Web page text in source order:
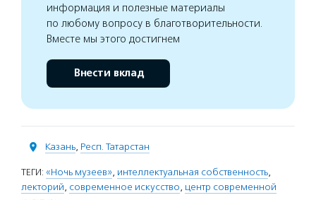
информация и полезные материалы
по любому вопросу в благотворительности.
Вместе мы этого достигнем
Внести вклад
Казань, Респ. Татарстан
ТЕГИ: «Ночь музеев», интеллектуальная собственность,
лекторий, современное искусство, центр современной